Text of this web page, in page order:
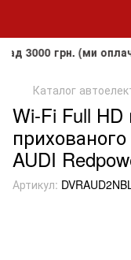
(ми
Каталог
Wi-Fi Full HD
AUDI
Артикул: